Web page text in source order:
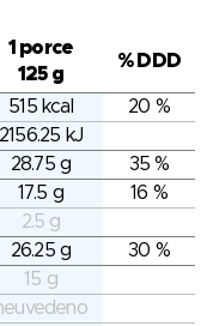
1 porce
125 g
% DDD
515 kcal
20 %
2156.25 kJ
28.75 g
35 %
17.5 g
16 %
2.5 g
26.25 g
30 %
15 g